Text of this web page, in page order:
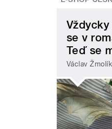
se v
Teď se
Václav